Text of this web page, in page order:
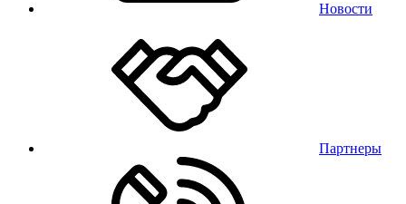
Новости
Партнеры